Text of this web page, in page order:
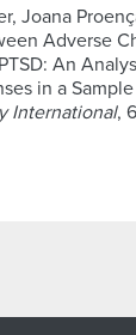
Joana
Adverse
An
in a
International,